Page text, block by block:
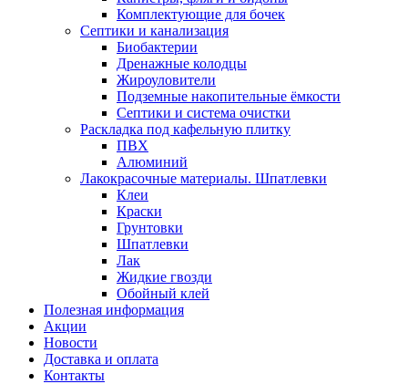
Комплектующие для бочек
Септики и канализация
Биобактерии
Дренажные колодцы
Жироуловители
Подземные накопительные ёмкости
Септики и система очистки
Раскладка под кафельную плитку
ПВХ
Алюминий
Лакокрасочные материалы. Шпатлевки
Клеи
Краски
Грунтовки
Шпатлевки
Лак
Жидкие гвозди
Обойный клей
Полезная информация
Акции
Новости
Доставка и оплата
Контакты